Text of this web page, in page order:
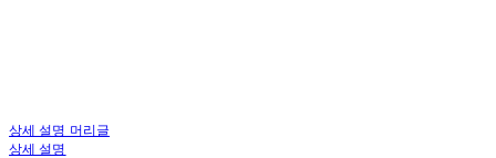
상세 설명 머리글
상세 설명